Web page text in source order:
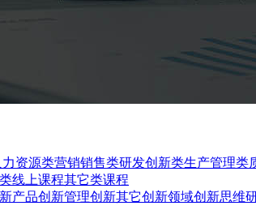
力资源类营销销售类研发创新类生产管理类
线上课程其它类课程
产品创新管理创新其它创新领域创新思维